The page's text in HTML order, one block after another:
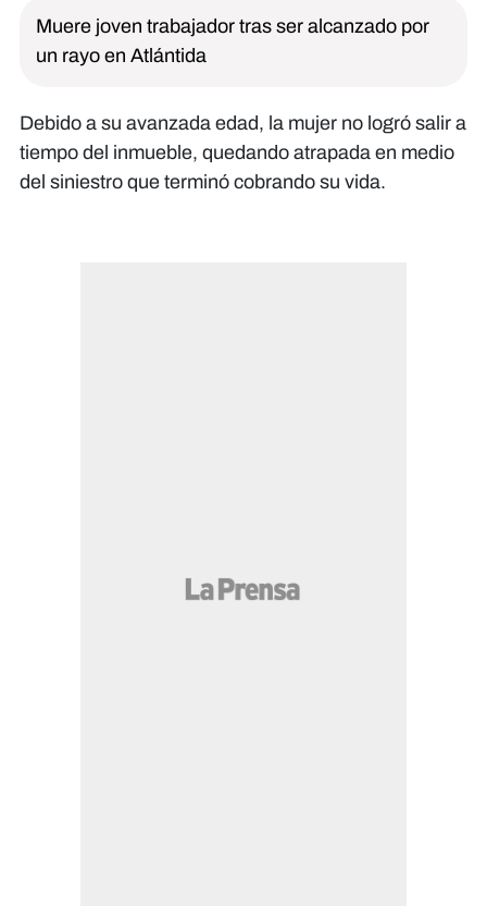
Muere joven trabajador tras ser alcanzado por
un rayo en Atlántida
Debido a su avanzada edad, la mujer no logró salir a
tiempo del inmueble, quedando atrapada en medio
del siniestro que terminó cobrando su vida.